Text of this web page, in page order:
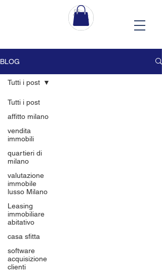
BLOG
Tutti i post
affitto milano
vendita
immobili
quartieri di
milano
valutazione
immobile
lusso Milano
Leasing
immobiliare
abitativo
casa sfitta
software
acquisizione
clienti
Tutti i post